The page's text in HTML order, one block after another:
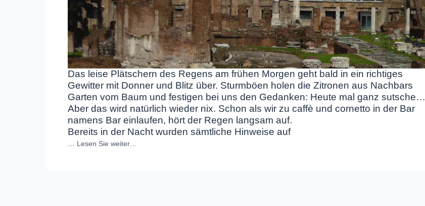
Das leise Plätschern des Regens am frühen Morgen geht bald in ein richtiges
Gewitter mit Donner und Blitz über. Sturmböen holen die Zitronen aus Nachbars
Garten vom Baum und festigen bei uns den Gedanken: Heute mal ganz sutsche…
Aber das wird natürlich wieder nix. Schon als wir zu caffè und cornetto in der Bar
namens Bar einlaufen, hört der Regen langsam auf.
Bereits in der Nacht wurden sämtliche Hinweise auf
Lesen Sie weiter…